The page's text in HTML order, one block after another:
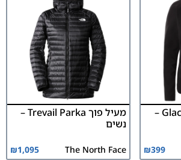
פליז רוכסן מלא Glacier –
₪399
מעיל פוך Trevail Parka –
נשים
The North Face
₪1,095